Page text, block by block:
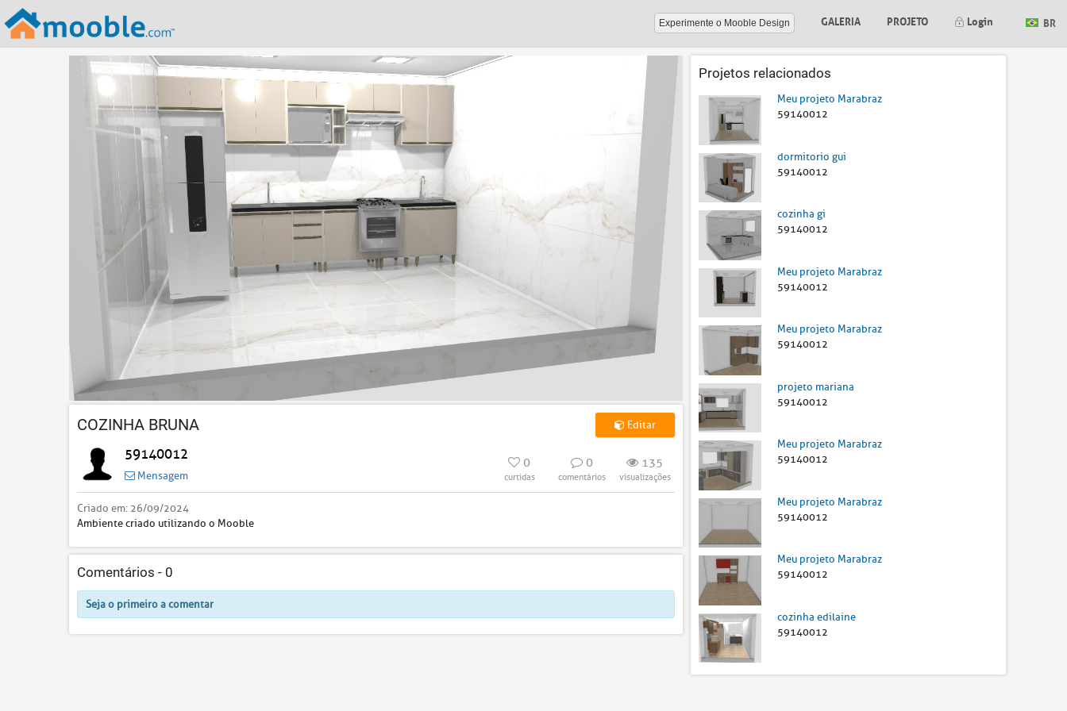
Experimente o Mooble Design GALERIA PROJETO Login BR
COZINHA BRUNA Editar
59140012
Mensagem
0
curtidas
0
comentários
135
visualizações
Criado em: 26/09/2024
Ambiente criado utilizando o Mooble
Comentários - 0
Seja o primeiro a comentar
Projetos relacionados
Meu projeto Marabraz
59140012
dormitorio gui
59140012
cozinha gi
59140012
Meu projeto Marabraz
59140012
Meu projeto Marabraz
59140012
projeto mariana
59140012
Meu projeto Marabraz
59140012
Meu projeto Marabraz
59140012
Meu projeto Marabraz
59140012
cozinha edilaine
59140012